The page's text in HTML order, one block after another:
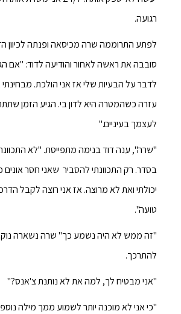
רגועה.
לפתע התרוממה שרה מכיסאה ופנתה לכיוון
סובבה את ראשה לאחור והודיעה לדוד: "אם
לדבר על הבעיות שלי אז אני הולכת.
עזרה כשהמטרה היא לדון בי. הגיע הזמן
לעצמך בעיניים."
"שרה", ענה דוד בנימה מתפייסת. "לא
בסדר. רק התכוונתי להסביר שאני חסר
יכולתי ואת לא מרוצה. אז אני רוצה לקבל
טועה".
"זה ממש לא היה נשמע כך" שרה נשארה
להתרכך.
"אני מבטיח לך, למה את לא נותנת צ'אנס?"
"כי אני לא מוכנה יותר לשמוע ממך מילה